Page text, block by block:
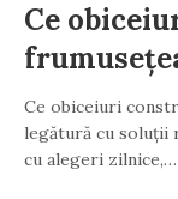
Ce
Ce obiceiuri
legătură cu soluții
cu alegeri zilnice,…